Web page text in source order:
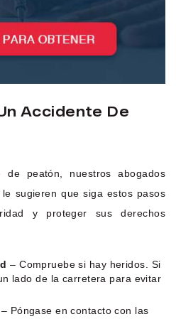
Accidente De
de peatón, nuestros abogados
sugieren que siga estos pasos
y proteger sus derechos
– Compruebe si hay heridos. Si
lado de la carretera para evitar
– Póngase en contacto con las